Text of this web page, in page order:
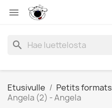

search
Etusivulle Petits formats
Angela (2) - Angela